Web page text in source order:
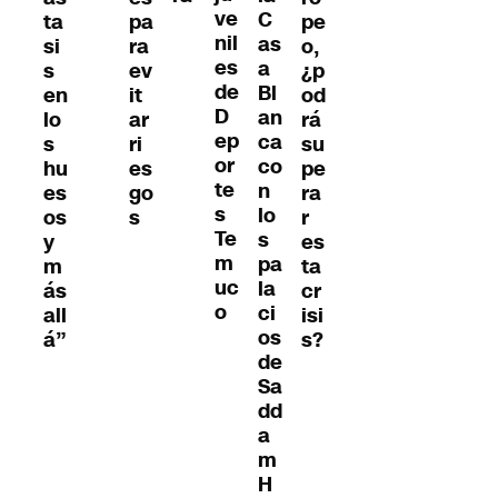
ta
si
s
en
lo
s
hu
es
os
y
m
ás
all
á”
pa
ra
ev
it
ar
ri
es
go
s
ve
nil
es
de
D
ep
or
te
s
Te
m
uc
o
C
as
a
Bl
an
ca
co
n
lo
s
pa
la
ci
os
de
Sa
dd
a
m
H
pe
o,
¿p
od
rá
su
pe
ra
r
es
ta
cr
isi
s?